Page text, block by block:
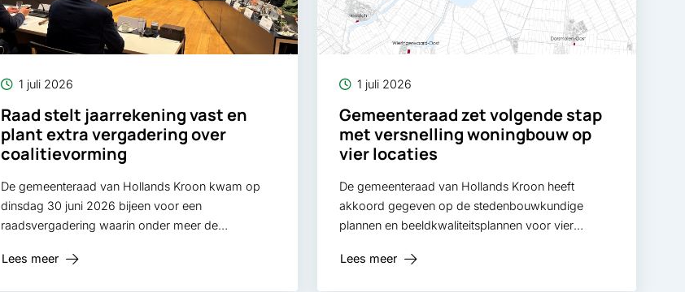
Raad stelt jaarrekening vast en
plant extra vergadering over
coalitievorming
1 juli 2026
De gemeenteraad van Hollands Kroon kwam op
dinsdag 30 juni 2026 bijeen voor een
raadsvergadering waarin onder meer de
woningbouwplannen voor versnellingslocaties
Lees meer
Gemeenteraad zet volgende stap
met versnelling woningbouw op
vier locaties
1 juli 2026
De gemeenteraad van Hollands Kroon heeft
akkoord gegeven op de stedenbouwkundige
plannen en beeldkwaliteitsplannen voor vier
een belangrijke volgende stap gezet in de
Lees meer